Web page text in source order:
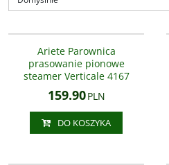
Parownica do ubrań Ariete 4167
to najnowszy model z serii
urządzeń parowych STIRATRICE
VERTICALE
Ariete Parownica
prasowanie pionowe
steamer Verticale 4167
159.90PLN
DO KOSZYKA